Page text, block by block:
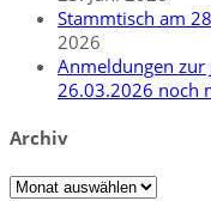
Stammtisch am
2026
Anmeldungen zur
26.03.2026 noch
Archiv
Archiv